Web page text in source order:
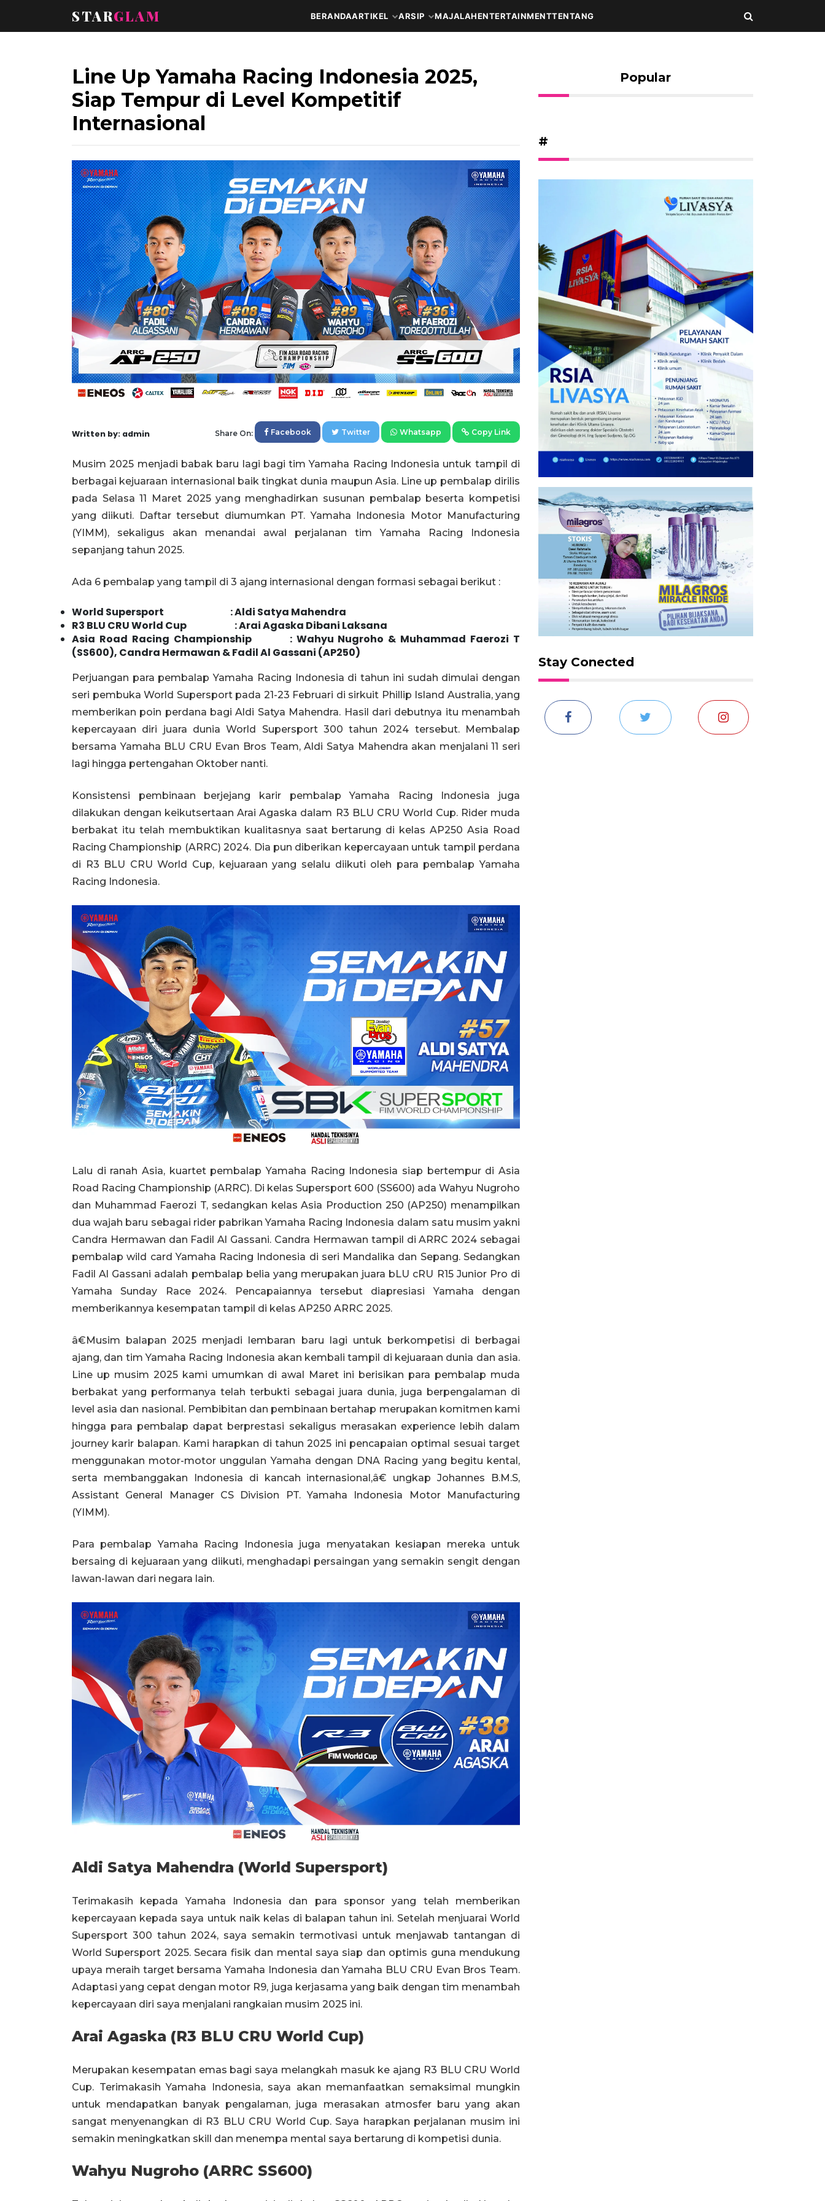
STARGLAM BERANDAARTIKEL ARSIP MAJALAHENTERTAINMENTTENTANG
Line Up Yamaha Racing Indonesia 2025,
Siap Tempur di Level Kompetitif
Internasional
Written by: admin Share On: Facebook Twitter Whatsapp Copy Link
Musim 2025 menjadi babak baru lagi bagi tim Yamaha Racing Indonesia untuk tampil di
berbagai kejuaraan internasional baik tingkat dunia maupun Asia. Line up pembalap dirilis
pada Selasa 11 Maret 2025 yang menghadirkan susunan pembalap beserta kompetisi
yang diikuti. Daftar tersebut diumumkan PT. Yamaha Indonesia Motor Manufacturing
(YIMM), sekaligus akan menandai awal perjalanan tim Yamaha Racing Indonesia
sepanjang tahun 2025.
Ada 6 pembalap yang tampil di 3 ajang internasional dengan formasi sebagai berikut :
World Supersport : Aldi Satya Mahendra
R3 BLU CRU World Cup : Arai Agaska Dibani Laksana
Asia Road Racing Championship : Wahyu Nugroho & Muhammad Faerozi T
(SS600), Candra Hermawan & Fadil Al Gassani (AP250)
Perjuangan para pembalap Yamaha Racing Indonesia di tahun ini sudah dimulai dengan
seri pembuka World Supersport pada 21-23 Februari di sirkuit Phillip Island Australia, yang
memberikan poin perdana bagi Aldi Satya Mahendra. Hasil dari debutnya itu menambah
kepercayaan diri juara dunia World Supersport 300 tahun 2024 tersebut. Membalap
bersama Yamaha BLU CRU Evan Bros Team, Aldi Satya Mahendra akan menjalani 11 seri
lagi hingga pertengahan Oktober nanti.
Konsistensi pembinaan berjejang karir pembalap Yamaha Racing Indonesia juga
dilakukan dengan keikutsertaan Arai Agaska dalam R3 BLU CRU World Cup. Rider muda
berbakat itu telah membuktikan kualitasnya saat bertarung di kelas AP250 Asia Road
Racing Championship (ARRC) 2024. Dia pun diberikan kepercayaan untuk tampil perdana
di R3 BLU CRU World Cup, kejuaraan yang selalu diikuti oleh para pembalap Yamaha
Racing Indonesia.
Lalu di ranah Asia, kuartet pembalap Yamaha Racing Indonesia siap bertempur di Asia
Road Racing Championship (ARRC). Di kelas Supersport 600 (SS600) ada Wahyu Nugroho
dan Muhammad Faerozi T, sedangkan kelas Asia Production 250 (AP250) menampilkan
dua wajah baru sebagai rider pabrikan Yamaha Racing Indonesia dalam satu musim yakni
Candra Hermawan dan Fadil Al Gassani. Candra Hermawan tampil di ARRC 2024 sebagai
pembalap wild card Yamaha Racing Indonesia di seri Mandalika dan Sepang. Sedangkan
Fadil Al Gassani adalah pembalap belia yang merupakan juara bLU cRU R15 Junior Pro di
Yamaha Sunday Race 2024. Pencapaiannya tersebut diapresiasi Yamaha dengan
memberikannya kesempatan tampil di kelas AP250 ARRC 2025.
â€Musim balapan 2025 menjadi lembaran baru lagi untuk berkompetisi di berbagai
ajang, dan tim Yamaha Racing Indonesia akan kembali tampil di kejuaraan dunia dan asia.
Line up musim 2025 kami umumkan di awal Maret ini berisikan para pembalap muda
berbakat yang performanya telah terbukti sebagai juara dunia, juga berpengalaman di
level asia dan nasional. Pembibitan dan pembinaan bertahap merupakan komitmen kami
hingga para pembalap dapat berprestasi sekaligus merasakan experience lebih dalam
journey karir balapan. Kami harapkan di tahun 2025 ini pencapaian optimal sesuai target
menggunakan motor-motor unggulan Yamaha dengan DNA Racing yang begitu kental,
serta membanggakan Indonesia di kancah internasional,â€ ungkap Johannes B.M.S,
Assistant General Manager CS Division PT. Yamaha Indonesia Motor Manufacturing
(YIMM).
Para pembalap Yamaha Racing Indonesia juga menyatakan kesiapan mereka untuk
bersaing di kejuaraan yang diikuti, menghadapi persaingan yang semakin sengit dengan
lawan-lawan dari negara lain.
Aldi Satya Mahendra (World Supersport)
Terimakasih kepada Yamaha Indonesia dan para sponsor yang telah memberikan
kepercayaan kepada saya untuk naik kelas di balapan tahun ini. Setelah menjuarai World
Supersport 300 tahun 2024, saya semakin termotivasi untuk menjawab tantangan di
World Supersport 2025. Secara fisik dan mental saya siap dan optimis guna mendukung
upaya meraih target bersama Yamaha Indonesia dan Yamaha BLU CRU Evan Bros Team.
Adaptasi yang cepat dengan motor R9, juga kerjasama yang baik dengan tim menambah
kepercayaan diri saya menjalani rangkaian musim 2025 ini.
Arai Agaska (R3 BLU CRU World Cup)
Merupakan kesempatan emas bagi saya melangkah masuk ke ajang R3 BLU CRU World
Cup. Terimakasih Yamaha Indonesia, saya akan memanfaatkan semaksimal mungkin
untuk mendapatkan banyak pengalaman, juga merasakan atmosfer baru yang akan
sangat menyenangkan di R3 BLU CRU World Cup. Saya harapkan perjalanan musim ini
semakin meningkatkan skill dan menempa mental saya bertarung di kompetisi dunia.
Wahyu Nugroho (ARRC SS600)
Popular
#
Stay Conected